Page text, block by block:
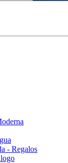
- Regalos